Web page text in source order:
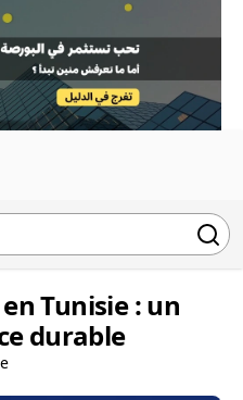
Tunisie : un
durable